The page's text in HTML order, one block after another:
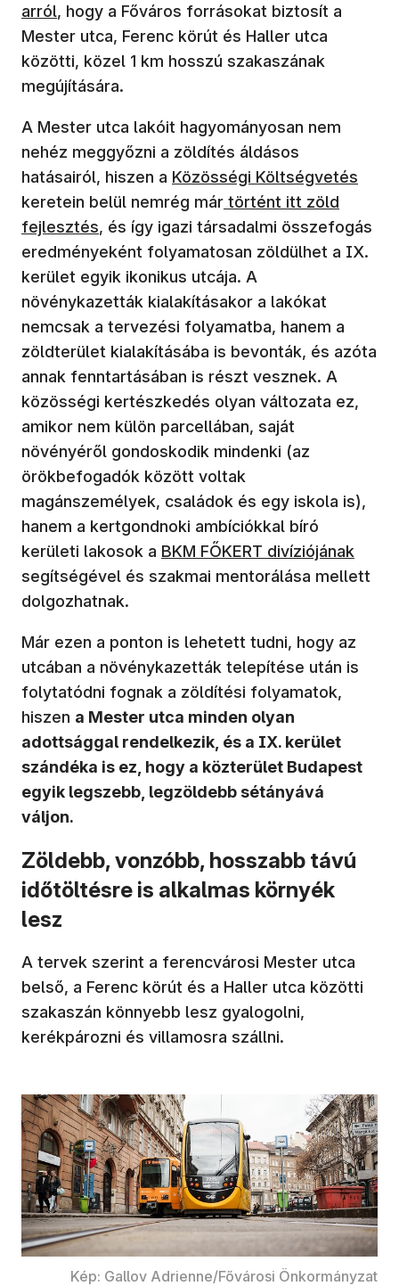
arról, hogy a Főváros forrásokat biztosít a
Mester utca, Ferenc körút és Haller utca
közötti, közel 1 km hosszú szakaszának
megújítására.
A Mester utca lakóit hagyományosan nem
nehéz meggyőzni a zöldítés áldásos
hatásairól, hiszen a Közösségi Költségvetés
keretein belül nemrég már történt itt zöld
fejlesztés, és így igazi társadalmi összefogás
eredményeként folyamatosan zöldülhet a IX.
kerület egyik ikonikus utcája. A
növénykazetták kialakításakor a lakókat
nemcsak a tervezési folyamatba, hanem a
zöldterület kialakításába is bevonták, és azóta
annak fenntartásában is részt vesznek. A
közösségi kertészkedés olyan változata ez,
amikor nem külön parcellában, saját
növényéről gondoskodik mindenki (az
örökbefogadók között voltak
magánszemélyek, családok és egy iskola is),
hanem a kertgondnoki ambíciókkal bíró
kerületi lakosok a BKM FŐKERT divíziójának
segítségével és szakmai mentorálása mellett
dolgozhatnak.
Már ezen a ponton is lehetett tudni, hogy az
utcában a növénykazetták telepítése után is
folytatódni fognak a zöldítési folyamatok,
hiszen a Mester utca minden olyan
adottsággal rendelkezik, és a IX. kerület
szándéka is ez, hogy a közterület Budapest
egyik legszebb, legzöldebb sétányává
váljon.
Zöldebb, vonzóbb, hosszabb távú
időtöltésre is alkalmas környék
lesz
A tervek szerint a ferencvárosi Mester utca
belső, a Ferenc körút és a Haller utca közötti
szakaszán könnyebb lesz gyalogolni,
kerékpározni és villamosra szállni.
Kép: Gallov Adrienne/Fővárosi Önkormányzat